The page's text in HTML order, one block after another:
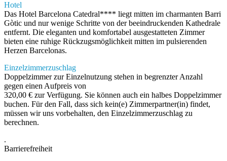
Hotel
Das Hotel Barcelona Catedral**** liegt mitten im charmanten Barri
Gòtic und nur wenige Schritte von der beeindruckenden Kathedrale
entfernt. Die eleganten und komfortabel ausgestatteten Zimmer
bieten eine ruhige Rückzugsmöglichkeit mitten im pulsierenden
Herzen Barcelonas.
Einzelzimmerzuschlag
Doppelzimmer zur Einzelnutzung stehen in begrenzter Anzahl
gegen einen Aufpreis von
320,00 € zur Verfügung. Sie können auch ein halbes Doppelzimmer
buchen. Für den Fall, dass sich kein(e) Zimmerpartner(in) findet,
müssen wir uns vorbehalten, den Einzelzimmerzuschlag zu
berechnen.
.
Barrierefreiheit